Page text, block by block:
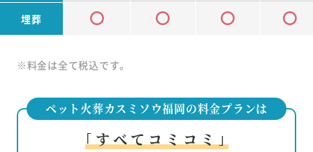
埋葬
※料金は全て税込です。
ペット火葬カスミソウ福岡の料金プランは
｢すべてコミコミ｣